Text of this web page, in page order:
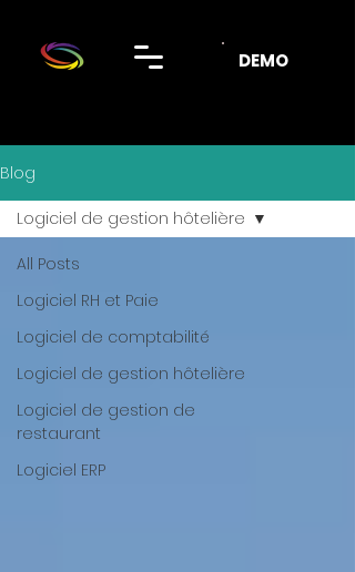
DEMO
Blog
All Posts
Logiciel RH et Paie
Logiciel de comptabilité
Logiciel de gestion hôtelière
Logiciel de gestion de
restaurant
Logiciel ERP
Logiciel de gestion hôtelière